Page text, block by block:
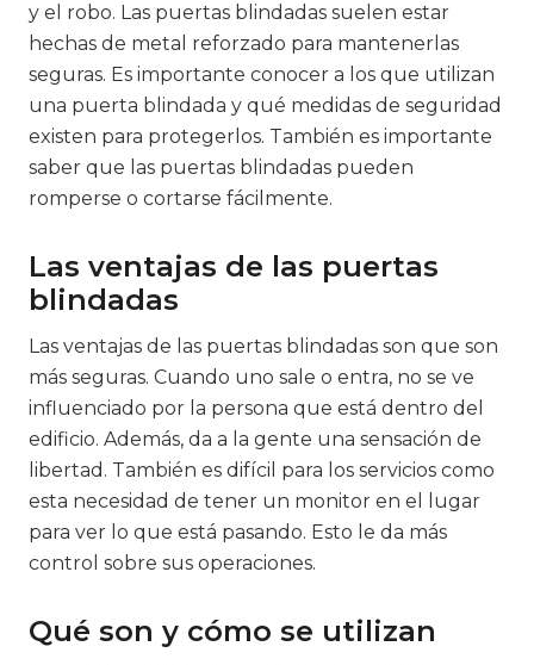
y el robo. Las puertas blindadas suelen estar
hechas de metal reforzado para mantenerlas
seguras. Es importante conocer a los que utilizan
una puerta blindada y qué medidas de seguridad
existen para protegerlos. También es importante
saber que las puertas blindadas pueden
romperse o cortarse fácilmente.
Las ventajas de las puertas
blindadas
Las ventajas de las puertas blindadas son que son
más seguras. Cuando uno sale o entra, no se ve
influenciado por la persona que está dentro del
edificio. Además, da a la gente una sensación de
libertad. También es difícil para los servicios como
esta necesidad de tener un monitor en el lugar
para ver lo que está pasando. Esto le da más
control sobre sus operaciones.
Qué son y cómo se utilizan